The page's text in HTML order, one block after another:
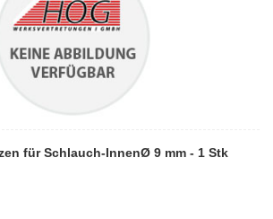
für Schlauch-InnenØ 9 mm - 1 Stk